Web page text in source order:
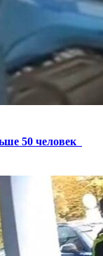
50 человек